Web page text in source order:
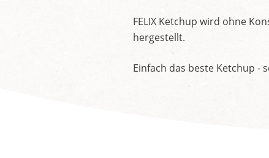
FELIX Ketchup wird ohne
hergestellt.
Einfach das beste Ketchup -